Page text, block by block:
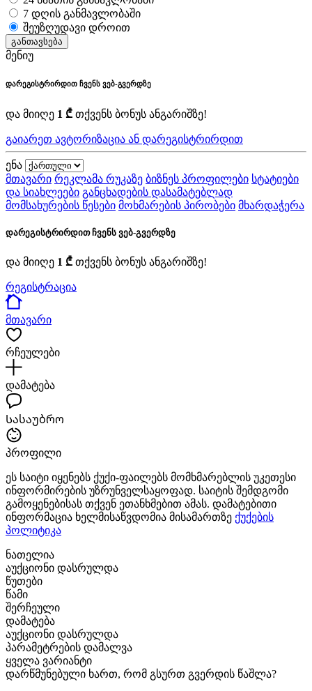
7 დღის განმავლობაში
შეუზღუდავი დროით
განთავსება
მენიუ
დარეგისტრირდით ჩვენს ვებ-გვერდზე
და მიიღე 1 ₾ თქვენს ბონუს ანგარიშზე!
გაიარეთ ავტორიზაცია ან დარეგისტრირდით
ენა
მთავარი რეკლამა რუკაზე ბიზნეს პროფილები სტატიები
და სიახლეები განცხადების დასამატებლად
მომსახურების წესები მოხმარების პირობები მხარდაჭერა
დარეგისტრირდით ჩვენს ვებ-გვერდზე
და მიიღე 1 ₾ თქვენს ბონუს ანგარიშზე!
რეგისტრაცია
მთავარი
რჩეულები
დამატება
Სასაუბრო
პროფილი
ეს საიტი იყენებს ქუქი-ფაილებს მომხმარებლის უკეთესი
ინფორმირების უზრუნველსაყოფად. საიტის შემდგომი
გამოყენებისას თქვენ ეთანხმებით ამას. დამატებითი
ინფორმაცია ხელმისაწვდომია მისამართზე ქუქების
პოლიტიკა
ნათელია
აუქციონი დასრულდა
წუთები
წამი
შერჩეული
დამატება
აუქციონი დასრულდა
პარამეტრების დამალვა
ყველა ვარიანტი
დარწმუნებული ხართ, რომ გსურთ გვერდის წაშლა?